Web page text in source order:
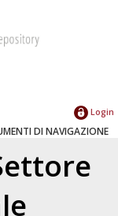
Login
DI NAVIGAZIONE